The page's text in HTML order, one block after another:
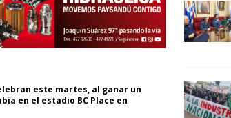
este martes, al ganar un
en el estadio BC Place en